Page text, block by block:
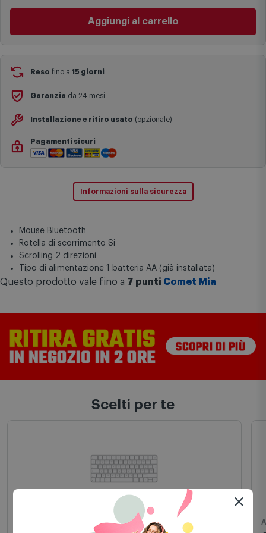
basata sulle statistiche di consegna in possesso di Comet.
I tempi di consegna effettivi potrebbero variare in situazioni
Si ricorda inoltre che i prodotti acquistati in modalità di
prenotazione verranno spediti a partire dalla data di uscita indicata
Ritiralo gratuitamente
Bologna via Michelino
disponibile da
Aggiungi al carrello
Reso fino a 15 giorni
Garanzia da 24 mesi
Installazione e ritiro usato (opzionale)
Pagamenti sicuri
Informazioni sulla sicurezza
Mouse Bluetooth
Rotella di scorrimento Si
Scrolling 2 direzioni
Tipo di alimentazione 1 batteria AA (già installata)
Questo prodotto vale fino a 7 punti Comet Mia
Scelti per te